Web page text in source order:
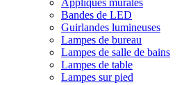
Appliques murales
Bandes de LED
Guirlandes lumineuses
Lampes de bureau
Lampes de salle de bains
Lampes de table
Lampes sur pied